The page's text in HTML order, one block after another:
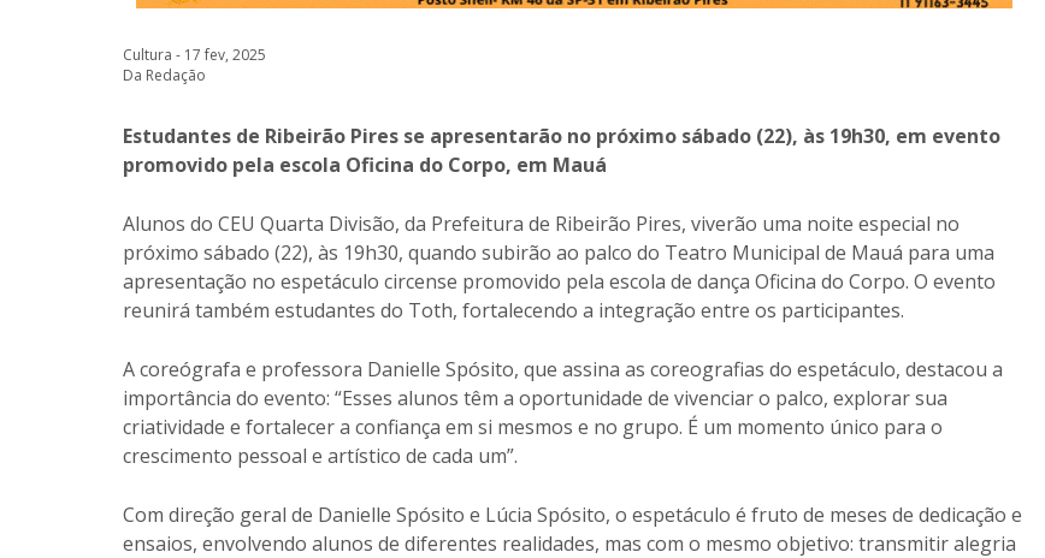
Cultura - 17 fev, 2025
Da Redação
Estudantes de Ribeirão Pires se apresentarão no próximo sábado (22), às 19h30, em evento
promovido pela escola Oficina do Corpo, em Mauá
Alunos do CEU Quarta Divisão, da Prefeitura de Ribeirão Pires, viverão uma noite especial no
próximo sábado (22), às 19h30, quando subirão ao palco do Teatro Municipal de Mauá para uma
apresentação no espetáculo circense promovido pela escola de dança Oficina do Corpo. O evento
reunirá também estudantes do Toth, fortalecendo a integração entre os participantes.
A coreógrafa e professora Danielle Spósito, que assina as coreografias do espetáculo, destacou a
importância do evento: “Esses alunos têm a oportunidade de vivenciar o palco, explorar sua
criatividade e fortalecer a confiança em si mesmos e no grupo. É um momento único para o
crescimento pessoal e artístico de cada um”.
Com direção geral de Danielle Spósito e Lúcia Spósito, o espetáculo é fruto de meses de dedicação e
ensaios, envolvendo alunos de diferentes realidades, mas com o mesmo objetivo: transmitir alegria